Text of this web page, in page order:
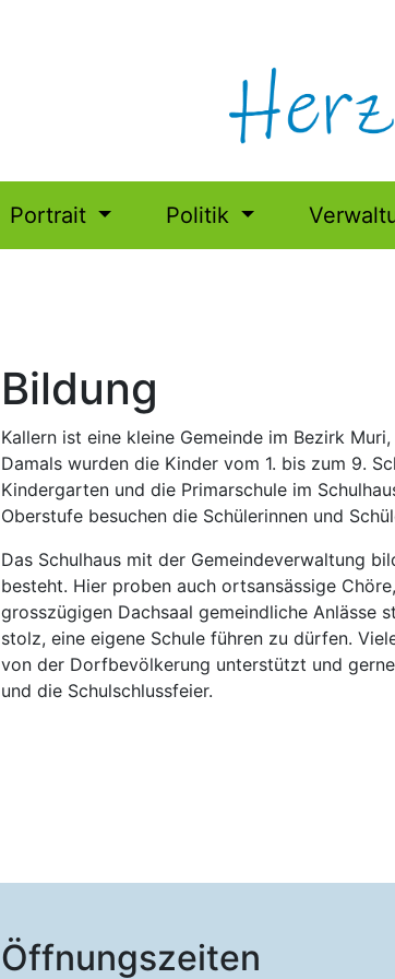
Portrait Politik
Bildung
Kallern ist eine kleine Gemeinde im Bezirk
Damals wurden die Kinder vom 1. bis zum 9.
Kindergarten und die Primarschule im
Oberstufe besuchen die Schülerinnen und
Das Schulhaus mit der Gemeindeverwaltung
besteht. Hier proben auch ortsansässige
grosszügigen Dachsaal gemeindliche Anlässe
stolz, eine eigene Schule führen zu dürfen.
von der Dorfbevölkerung unterstützt und
und die Schulschlussfeier.
Öffnungszeiten